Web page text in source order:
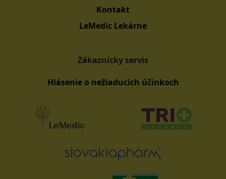
Kontakt
LeMedic Lekárne
Zákaznícky servis
Hlásenie o nežiaducich účinkoch